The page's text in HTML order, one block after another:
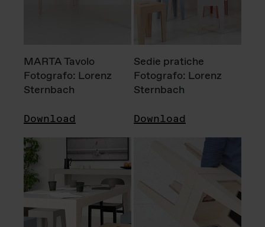
MARTA Tavolo
Fotografo: Lorenz
Sternbach
Download
Sedie pratiche
Fotografo: Lorenz
Sternbach
Download